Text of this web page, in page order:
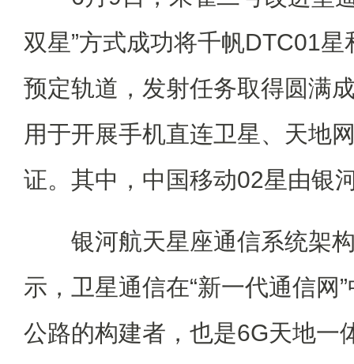
双星”方式成功将千帆DTC01
预定轨道，发射任务取得圆满
用于开展手机直连卫星、天地
证。其中，中国移动02星由银
银河航天星座通信系统架构
示，卫星通信在“新一代通信网
公路的构建者，也是6G天地一